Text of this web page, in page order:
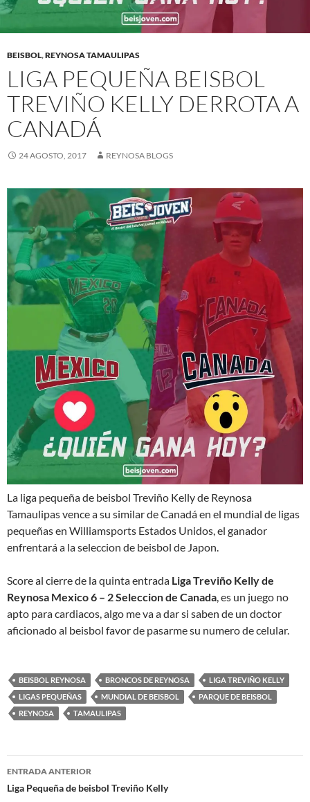
BEISBOL,REYNOSA TAMAULIPAS
LIGA PEQUEÑA BEISBOL
TREVIÑO KELLY DERROTA A
CANADÁ
24 AGOSTO, 2017 REYNOSA BLOGS
La liga pequeña de beisbol Treviño Kelly de Reynosa
Tamaulipas vence a su similar de Canadá en el mundial de ligas
pequeñas en Williamsports Estados Unidos, el ganador
enfrentará a la seleccion de beisbol de Japon.
Score al cierre de la quinta entrada Liga Treviño Kelly de
Reynosa Mexico 6 – 2 Seleccion de Canada, es un juego no
apto para cardiacos, algo me va a dar si saben de un doctor
aficionado al beisbol favor de pasarme su numero de celular.
BEISBOL REYNOSA BRONCOS DE REYNOSA
LIGA TREVIÑO KELLY
LIGAS PEQUEÑAS
MUNDIAL DE BEISBOL
PARQUE DE BEISBOL
REYNOSA
TAMAULIPAS
Navegación
de
ENTRADA ANTERIOR
Liga Pequeña de beisbol Treviño Kelly